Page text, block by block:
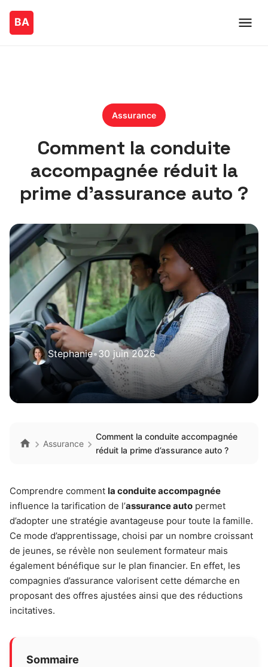
Assurance
Comment la conduite
accompagnée réduit la
prime d’assurance auto ?
Stephanie•30 juin 2026
Assurance
Comment la conduite accompagnée
réduit la prime d’assurance auto ?
Comprendre comment la conduite accompagnée
influence la tarification de l’assurance auto permet
d’adopter une stratégie avantageuse pour toute la famille.
Ce mode d’apprentissage, choisi par un nombre croissant
de jeunes, se révèle non seulement formateur mais
également bénéfique sur le plan financier. En effet, les
compagnies d’assurance valorisent cette démarche en
proposant des offres ajustées ainsi que des réductions
incitatives.
Sommaire